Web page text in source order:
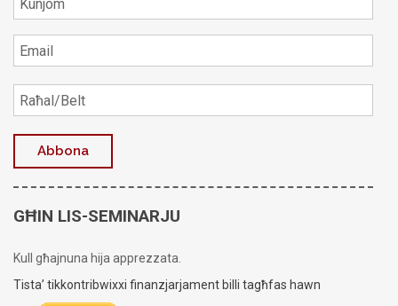
GĦIN LIS-SEMINARJU
Kull għajnuna hija apprezzata.
Tista’ tikkontribwixxi finanzjarjament billi tagħfas hawn